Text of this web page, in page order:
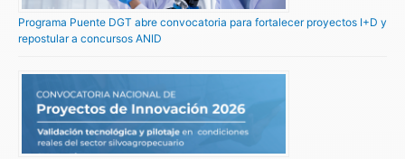
Programa Puente DGT abre convocatoria para fortalecer proyectos I+D y
repostular a concursos ANID